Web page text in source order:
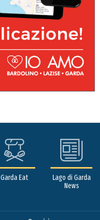
Garda Eat
Lago di Garda
News